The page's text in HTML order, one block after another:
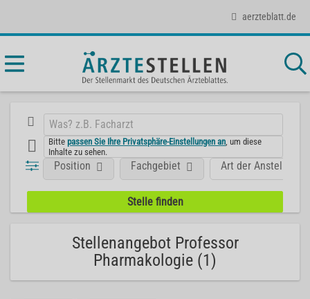
aerzteblatt.de
Bittepassen Sie Ihre Privatsphäre-Einstellungen an , um diese
Inhalte zu sehen.
Position Fachgebiet Art der Anstellung
Stellenangebot Professor
Pharmakologie (1)